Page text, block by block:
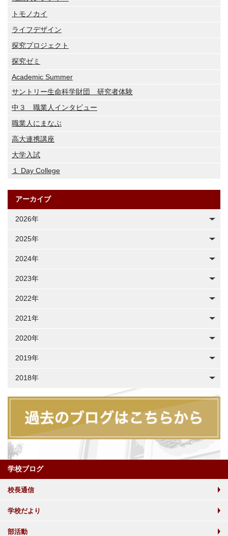
トモノカイ
ライフデザイン
探究プロジェクト
探究ゼミ
Academic Summer
サントリー生命科学財団 研究者体験
中３ 職業人インタビュー
職業人にまなぶ
高大連携講座
大学入試
１ Day College
アーカイブ
2026年
2025年
2024年
2023年
2022年
2021年
2020年
2019年
2018年
学校ブログ
校長通信
学校だより
部活動